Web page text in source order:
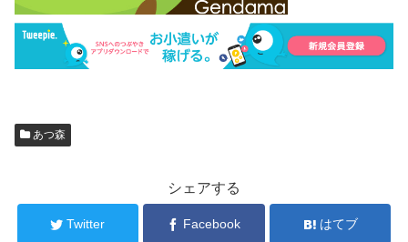
あつ森
シェアする
Twitter Facebook はてブ